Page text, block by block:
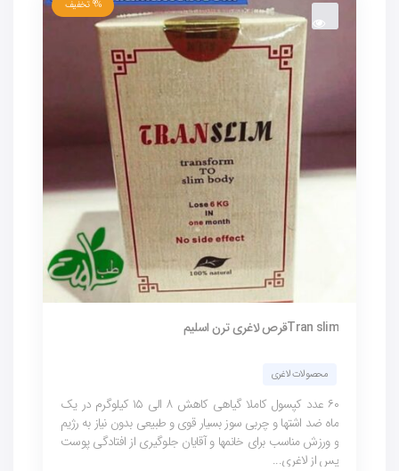
9% تخفیف
Tran slimقرص لاغری ترن اسلیم
محصولات لاغری
۶۰ عدد کپسول کاملا گیاهی کاهش ۸ الی ۱۵ کیلوگرم در یک
ماه ضد اشتها و چربی سوز بسیار قوی و طبیعی بدون نیاز به رژیم
و ورزش مناسب برای خانمها و آقایان جلوگیری از افتادگی پوست
پس از لاغری...